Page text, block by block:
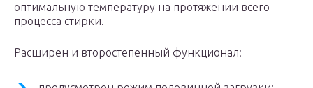
оптимальную температуру на протяжении всего
процесса стирки.
Расширен и второстепенный функционал: